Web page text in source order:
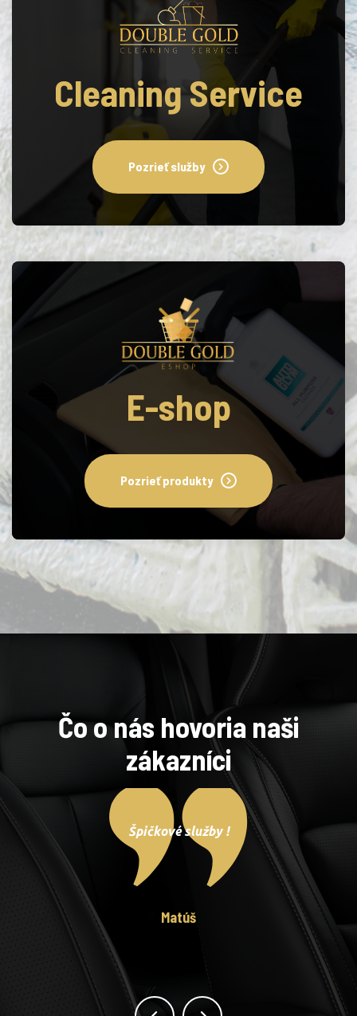
Cleaning Service
Pozrieť služby
E-shop
Pozrieť produkty
Čo o nás hovoria naši
zákazníci
Špičkové služby !
Matúš